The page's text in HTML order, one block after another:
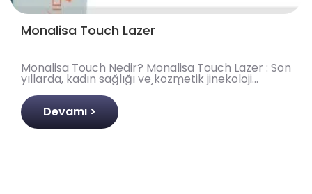
Monalisa Touch Lazer
Monalisa Touch Nedir? Monalisa Touch Lazer : Son
yıllarda, kadın sağlığı ve kozmetik jinekoloji
alanında karbondioksit (CO2) fraksiyonel
lazerlerin k..
Devamı >